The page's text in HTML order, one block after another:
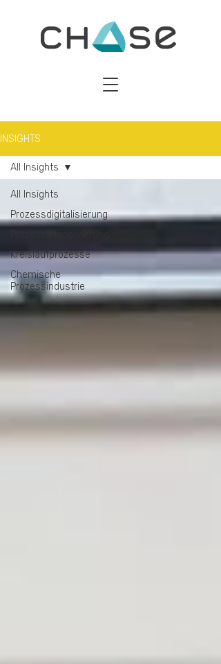
INSIGHTS
All Insights
Prozessdigitalisierung
Kreislaufprozesse
Chemische
Prozessindustrie
All Insights